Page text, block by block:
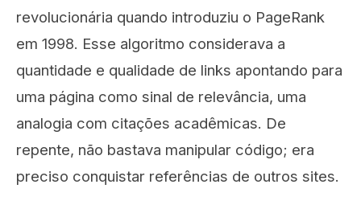
revolucionária quando introduziu o PageRank
em 1998. Esse algoritmo considerava a
quantidade e qualidade de links apontando para
uma página como sinal de relevância, uma
analogia com citações acadêmicas. De
repente, não bastava manipular código; era
preciso conquistar referências de outros sites.